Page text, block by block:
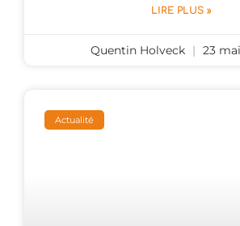
LIRE PLUS »
Quentin Holveck 23
Actualité